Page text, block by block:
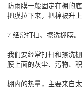
防雨膜一般固定在棚的
把膜拉下来，把棉被升上
7.经常打扫、擦洗棚膜。
我们要经常打扫和擦洗
膜上面的灰尘、污物、
棚内的热量，主要来自